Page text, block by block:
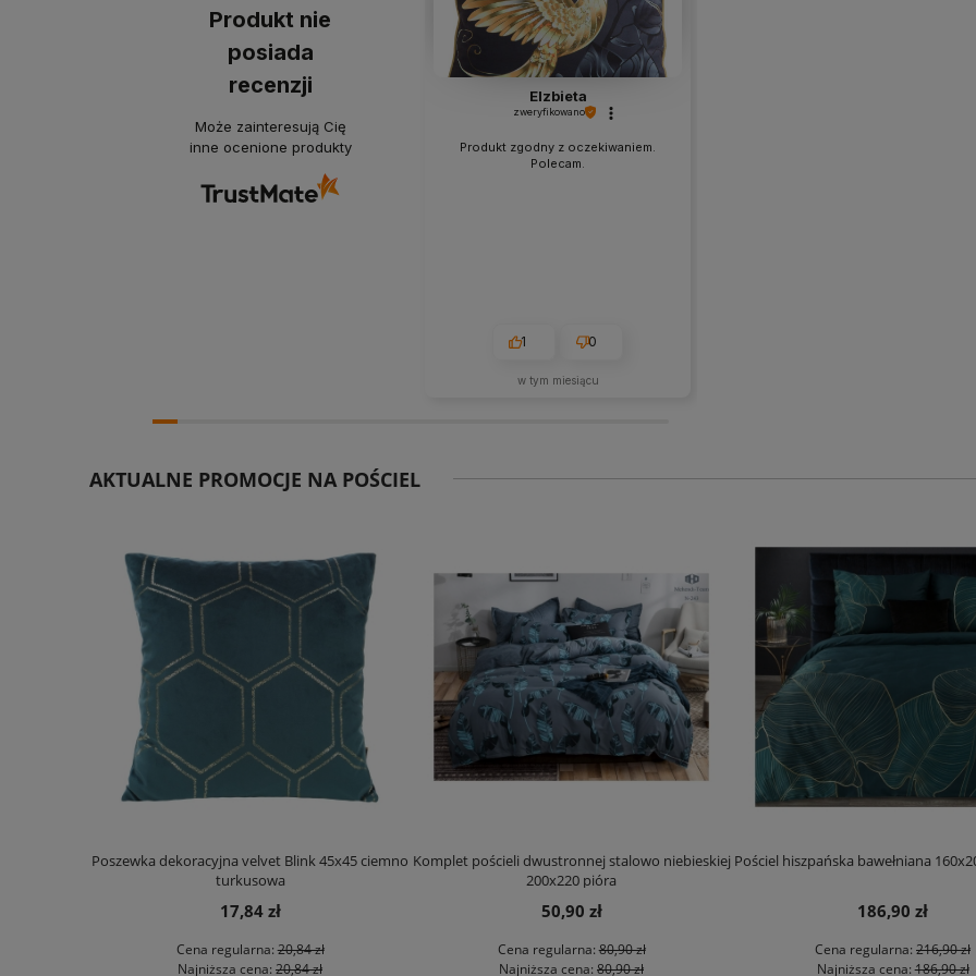
Produkt nie
posiada
recenzji
Może zainteresują Cię
inne ocenione produkty
Elzbieta
zweryfikowano
Produkt zgodny z oczekiwaniem.
Polecam.
1 0
w tym miesiącu
AKTUALNE PROMOCJE NA POŚCIEL
Poszewka dekoracyjna velvet Blink 45x45 ciemno
turkusowa
17,84 zł
Cena regularna:20,84 zł
Najniższa cena: 20,84 zł
Komplet pościeli dwustronnej stalowo niebieskiej
200x220 pióra
50,90 zł
Cena regularna:80,90 zł
Najniższa cena: 80,90 zł
Pościel hiszpańska bawełniana
186,90 zł
Cena regularna: 216,90 zł
Najniższa cena:186,90 zł